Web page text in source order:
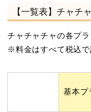
【一覧表】チャチ
チャチャチャの各プ
※料金はすべて税込で
基本プ